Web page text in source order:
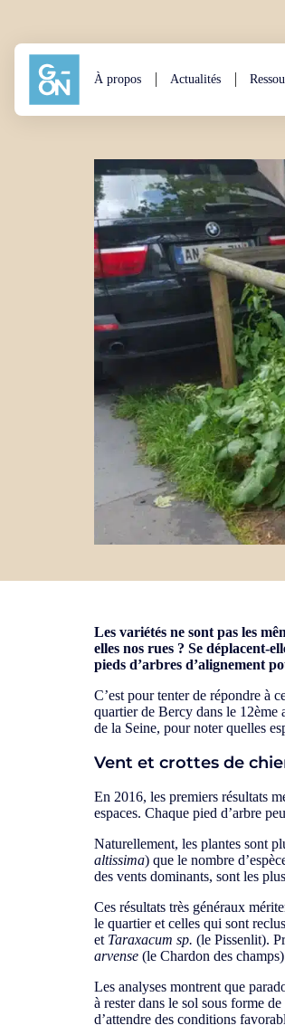
À propos Actualités
Les variétés ne sont pas les
elles nos rues ? Se déplacent-
pieds d’arbres d’alignement
C’est pour tenter de répondre à
quartier de Bercy dans le 12ème
de la Seine, pour noter quelles
Vent et crottes de
En 2016, les premiers résultats
espaces. Chaque pied d’arbre
Naturellement, les plantes sont
altissima) que le nombre
des vents dominants, sont les
Ces résultats très généraux
le quartier et celles qui sont
et Taraxacum sp. (le Pissenlit).
arvense (le Chardon des
Les analyses montrent que
à rester dans le sol sous forme
d’attendre des conditions